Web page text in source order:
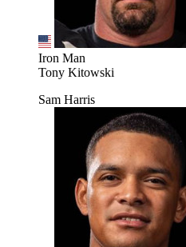
Iron Man
Tony Kitowski
Sam Harris